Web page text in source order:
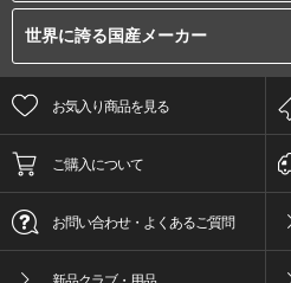
世界に誇る国産メーカー
お気入り商品を見る
ご購入について
お問い合わせ・よくあるご質問